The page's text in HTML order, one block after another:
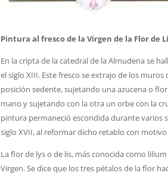
Pintura al fresco de la Virgen de la Flor de
En la cripta de la catedral de la Almudena se
el siglo XIII. Este fresco se extrajo de los
posición sedente, sujetando una azucena o
mano y sujetando con la otra un orbe con la
pintura permaneció escondida durante varios
siglo XVII, al reformar dicho retablo con
La flor de lys o de lis, más conocida como
Virgen. Se dice que los tres pétalos de la flor